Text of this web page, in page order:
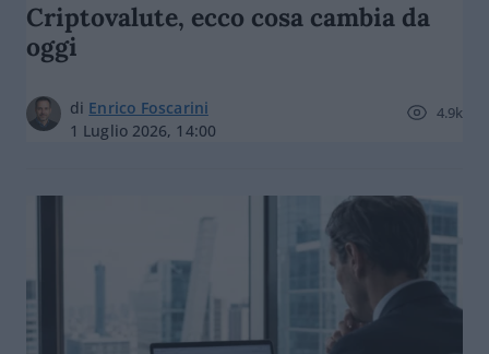
Criptovalute, ecco cosa cambia da
oggi
di Enrico Foscarini
1 Luglio 2026, 14:00
4.9k